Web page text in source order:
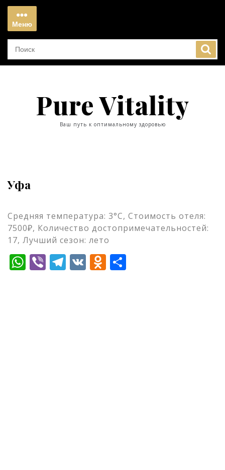
Перейти
содержимому
Меню
Меню
Pure Vitality
Ваш путь к оптимальному здоровью
Уфа
Средняя температура: 3°C, Стоимость отеля:
7500₽, Количество достопримечательностей:
17, Лучший сезон: лето
WhatsApp
ViberTelegram
VKOdnoklassniki